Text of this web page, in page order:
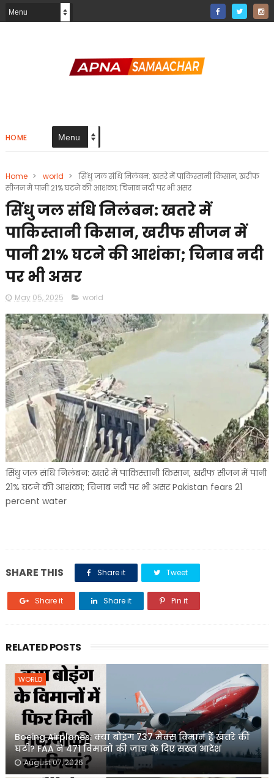
HOME
Home > world >
सिंधु जल संधि निलंबन: खतरे में पाकिस्तानी किसान, खरीफ
सीजन में पानी 21% घटने की आशंका; चिनाब नदी पर भी असर
सिंधु जल संधि निलंबन: खतरे में
पाकिस्तानी किसान, खरीफ सीजन में
पानी 21% घटने की आशंका; चिनाब नदी
पर भी असर
May 05, 2025 world
सिंधु जल संधि निलंबन: खतरे में पाकिस्तानी किसान, खरीफ सीजन में पानी
21% घटने की आशंका; चिनाब नदी पर भी असर Pakistan fears 21
percent water
SHARE THIS Share it Tweet
Share it Share it Pin it
RELATED POSTS
WORLD
Boeing Airplanes: क्या बोइंग 737 मैक्स विमान हैं खतरे की
घंटी? FAA ने 471 विमानों की जांच के दिए सख्त आदेश
August 07, 2026